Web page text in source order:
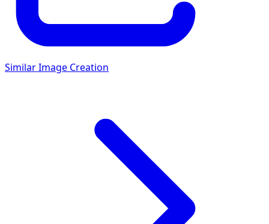
Similar Image Creation